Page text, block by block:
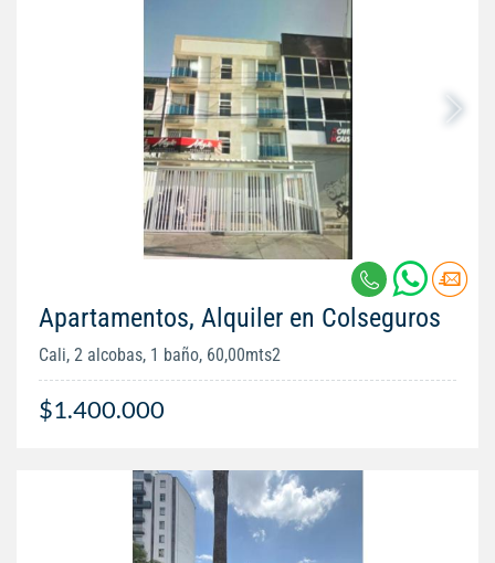
Apartamentos, Alquiler en Colseguros
Cali, 2 alcobas, 1 baño, 60,00mts2
$1.400.000